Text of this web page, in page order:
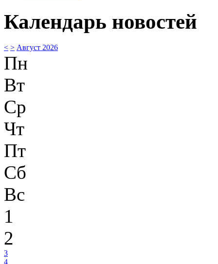
Календарь новостей
< > Август 2026
Пн
Вт
Ср
Чт
Пт
Сб
Вс
1
2
3
4